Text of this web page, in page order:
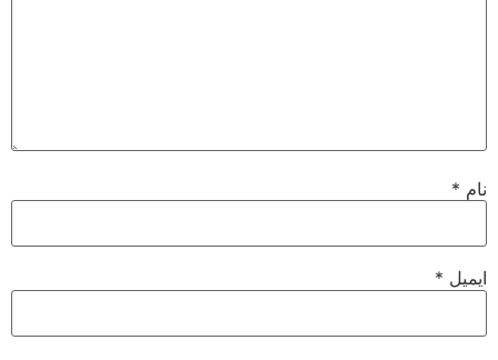
نام *
ایمیل *